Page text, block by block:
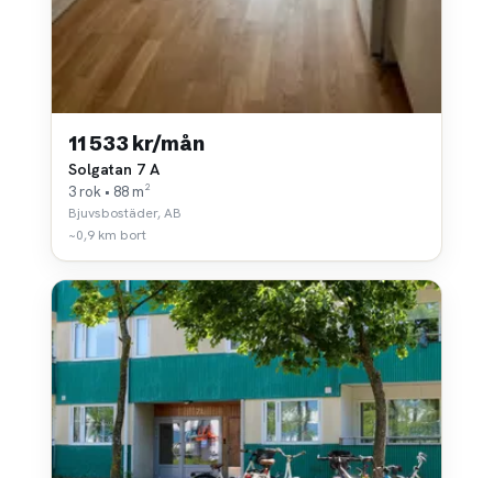
11 533 kr/mån
Solgatan 7 A
3 rok • 88 m²
Bjuvsbostäder, AB
~0,9 km bort